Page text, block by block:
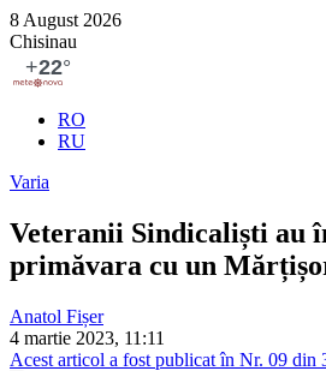
8 August 2026
Chisinau
RO
RU
Varia
Veteranii Sindicaliști au
primăvara cu un
Anatol Fișer
4 martie 2023, 11:11
Acest articol a fost publicat în Nr. 09 din